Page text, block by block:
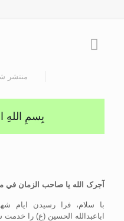
منتشر
بِسمِ اللهِ
آجرک الله یا صاحب الزمان
با سلام، فرا رسیدن ایام
اباعبدالله الحسین (ع) را